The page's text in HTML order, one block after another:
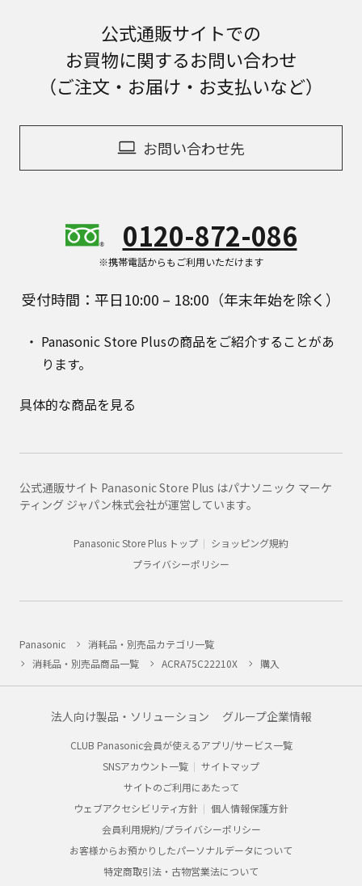
公式通販サイトでの
お買物に関するお問い合わせ
（ご注文・お届け・お支払いなど）
お問い合わせ先
0120-872-086
※携帯電話からもご利用いただけます
受付時間：平日10:00 – 18:00（年末年始を除く）
Panasonic Store Plusの商品をご紹介することがあ
ります。
具体的な商品を見る
公式通販サイト Panasonic Store Plus はパナソニック マーケ
ティング ジャパン株式会社が運営しています。
Panasonic Store Plus トップ
ショッピング規約
プライバシーポリシー
Panasonic
消耗品・別売品カテゴリ一覧
消耗品・別売品商品一覧
ACRA75C22210X 購入
法人向け製品・ソリューション グループ企業情報
CLUB Panasonic会員が使えるアプリ/サービス一覧
SNSアカウント一覧
サイトマップ
サイトのご利用にあたって
ウェブアクセシビリティ方針
個人情報保護方針
会員利用規約/プライバシーポリシー
お客様からお預かりしたパーソナルデータについて
特定商取引法・古物営業法について